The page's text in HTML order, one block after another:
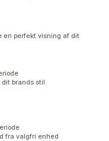
en perfekt visning af dit
brands stil.
fra valgfri enhed